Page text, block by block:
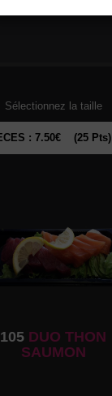
Sélectionnez la taille
105 DUO THON
SAUMON